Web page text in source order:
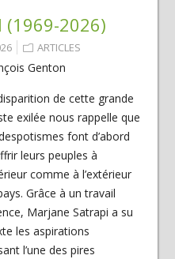
(1969-2026)
ARTICLES
Genton
de cette grande
exilée nous rappelle que
font d’abord
leurs peuples à
comme à l’extérieur
Grâce à un travail
Marjane Satrapi a su
les aspirations
l’une des pires